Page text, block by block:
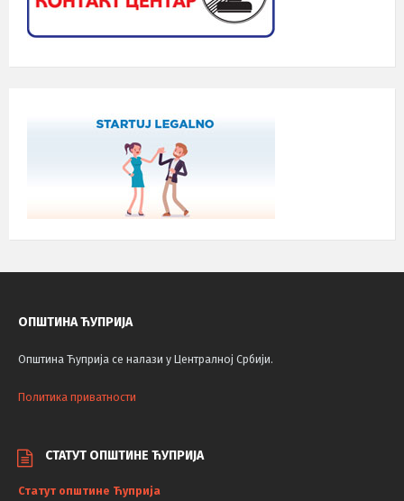
ОПШТИНА ЋУПРИЈА
Општина Ћуприја се налази у Централној Србији.
Политика приватности
СТАТУТ ОПШТИНЕ ЋУПРИЈА
Статут општине Ћуприја